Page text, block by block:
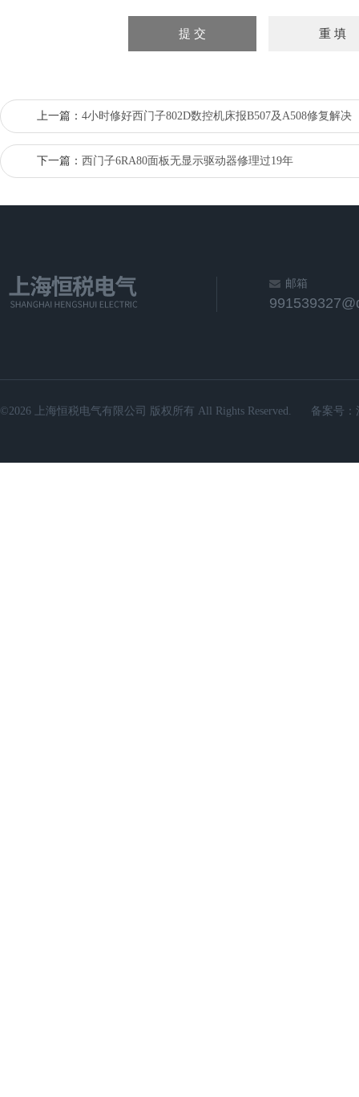
上一篇： 4小时修好西门子802D数控机床报B507及A508修复解决
下一篇： 西门子6RA80面板无显示驱动器修理过19年
邮箱
©2026 上海恒税电气有限公司 版权所有 All Rights Reserved. 备案号：